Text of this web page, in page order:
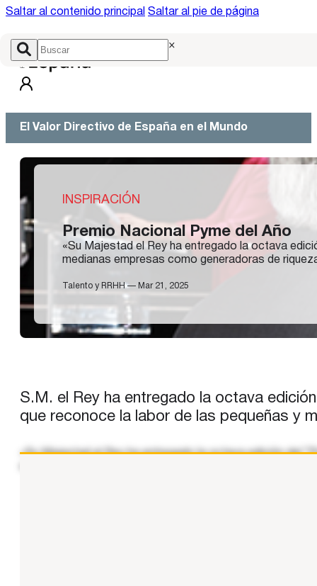
Saltar al contenido principal Saltar al pie de página
×
El Valor Directivo de España en el Mundo
INSPIRACIÓN
Premio Nacional Pyme del Año
«Su Majestad el Rey ha entregado la octava
medianas empresas como generadoras de
Talento y RRHH — Mar 21, 2025
S.M. el Rey ha entregado la octava
que reconoce la labor de las pequeñas y
«Su Majestad el Rey ha entregado la octava edición del